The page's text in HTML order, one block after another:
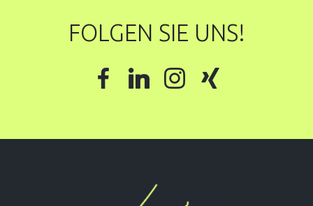
FOLGEN SIE UNS!